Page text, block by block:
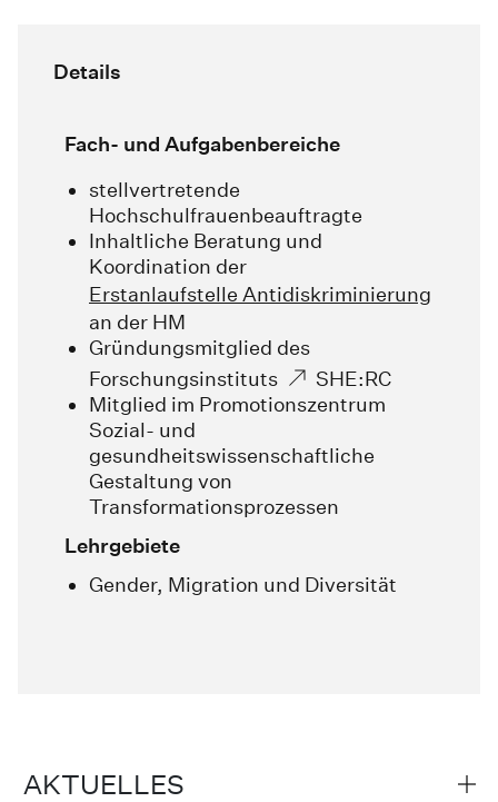
Details
Fach- und Aufgabenbereiche
stellvertretende
Hochschulfrauenbeauftragte
Inhaltliche Beratung und
Koordination der
Erstanlaufstelle Antidiskriminierung
an der HM
Gründungsmitglied des
Forschungsinstituts
SHE:RC
Mitglied im Promotionszentrum
Sozial- und
gesundheitswissenschaftliche
Gestaltung von
Transformationsprozessen
Lehrgebiete
Gender, Migration und Diversität
AKTUELLES